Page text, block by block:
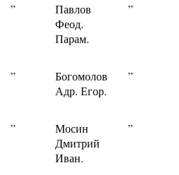
”
Павлов
Феод.
Парам.
”
”
Богомолов
Адр. Егор.
”
”
Мосин
Дмитрий
Иван.
”